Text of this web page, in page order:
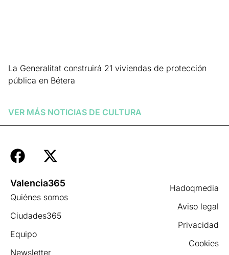
La Generalitat construirá 21 viviendas de protección
pública en Bétera
VER MÁS NOTICIAS DE CULTURA
Hadoqmedia
Aviso legal
Privacidad
Cookies
Valencia365
Quiénes somos
Ciudades365
Equipo
Newsletter